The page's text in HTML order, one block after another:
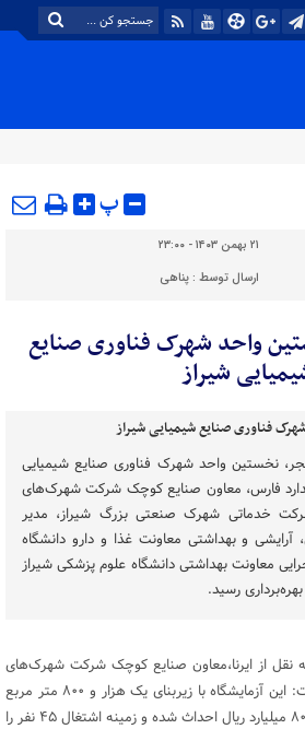
پ
۲۱ بهمن ۱۴۰۳ - ۲۳:۰۰
ارسال توسط :پناهی
واحد شهرک فناوری صنایع
شیراز
نخستین واحد شهرک فناوری صنایع شیمیایی
فارس، معاون صنایع کوچک شرکت شهرک‌های
خدماتی شهرک صنعتی بزرگ شیراز، مدیر
آرایشی و بهداشتی معاونت غذا و دارو دانشگاه
معاونت بهداشتی دانشگاه علوم پزشکی شیراز
رسید.
نقل از ایرنا،معاون صنایع کوچک شرکت شهرک‌های
صنعتی فارس در این مراسم گفت: این آزمایشگاه با زیربنای یک هزار و ۸۰۰ متر مربع
در سه طبقه و با سرمایه‌گذاری ۸۰۰ میلیارد ریال احداث شده و زمینه اشتغال ۴۵ نفر را